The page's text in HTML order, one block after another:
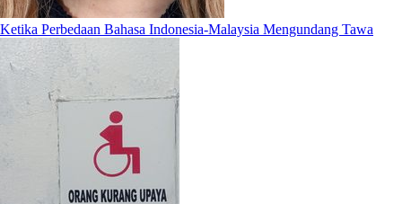
Ketika Perbedaan Bahasa Indonesia-Malaysia Mengundang Tawa